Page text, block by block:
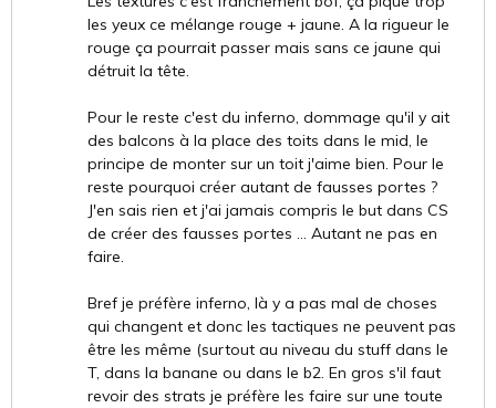
les yeux ce mélange rouge + jaune. A la rigueur le
rouge ça pourrait passer mais sans ce jaune qui
détruit la tête.
Pour le reste c'est du inferno, dommage qu'il y ait
des balcons à la place des toits dans le mid, le
principe de monter sur un toit j'aime bien. Pour le
reste pourquoi créer autant de fausses portes ?
J'en sais rien et j'ai jamais compris le but dans CS
de créer des fausses portes ... Autant ne pas en
faire.
Bref je préfère inferno, là y a pas mal de choses
qui changent et donc les tactiques ne peuvent pas
être les même (surtout au niveau du stuff dans le
T, dans la banane ou dans le b2. En gros s'il faut
revoir des strats je préfère les faire sur une toute